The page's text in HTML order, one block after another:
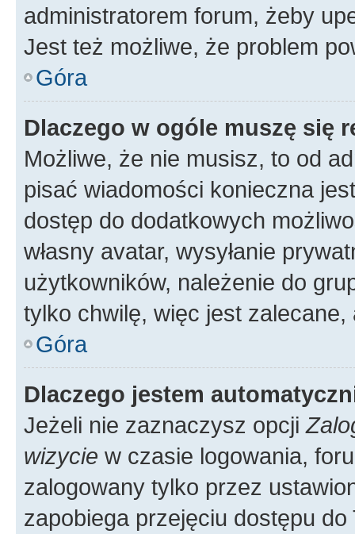
administratorem forum, żeby
Jest też możliwe, że problem
Góra
Dlaczego w ogóle muszę się
Możliwe, że nie musisz, to od
pisać wiadomości konieczna
dostęp do dodatkowych
własny avatar, wysyłanie
użytkowników, należenie do
tylko chwilę, więc jest zalecane,
Góra
Dlaczego jestem
Jeżeli nie zaznaczysz opcji
wizycie w czasie logowania,
zalogowany tylko przez
zapobiega przejęciu dostępu